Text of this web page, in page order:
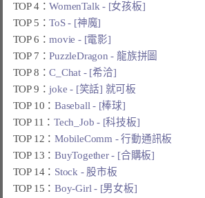
TOP 4：WomenTalk - [女孩板]
TOP 5：ToS - [神魔]
TOP 6：movie - [電影]
TOP 7：PuzzleDragon - 龍族拼圖
TOP 8：C_Chat - [希洽]
TOP 9：joke - [笑話] 就可板
TOP 10：Baseball - [棒球]
TOP 11：Tech_Job - [科技板]
TOP 12：MobileComm - 行動通訊板
TOP 13：BuyTogether - [合購板]
TOP 14： Stock - 股市板
TOP 15：Boy-Girl - [男女板]